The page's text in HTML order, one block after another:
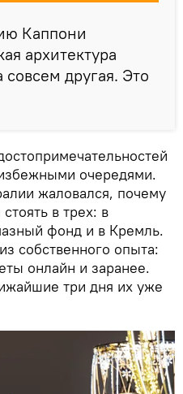
Каппони
архитектура
другая. Это
очередями.
жаловался, почему
в трех: в
фонд и в Кремль.
собственного опыта:
онлайн и заранее.
три дня их уже